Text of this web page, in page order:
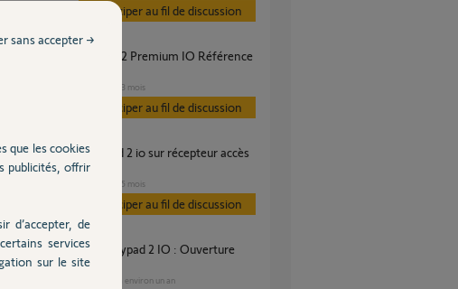
Participer au fil de discussion
il y a 3 mois
Participer au fil de discussion
Programmer Keypad 2 io sur récepteur accès
compatible io ?
il y a 5 mois
Participer au fil de discussion
Elixo smart IO et Keypad 2 IO : Ouverture
piéton
il y a environ un an
que les cookies
publicités, offrir
d’accepter, de
services
sur le site
sans accepter →